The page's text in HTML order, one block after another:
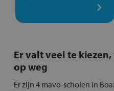
Er valt veel te
op weg
Er zijn 4 mavo-scholen in